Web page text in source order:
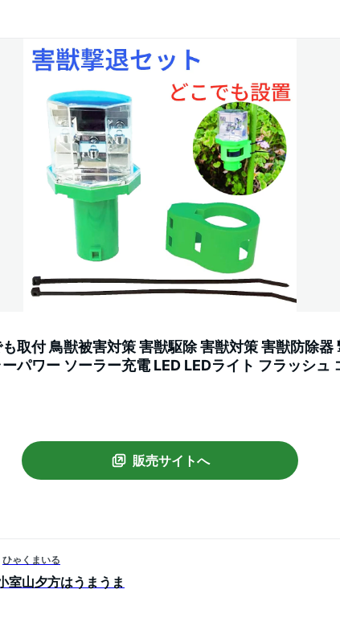
取付 鳥獣被害対策 害獣駆除 害獣対策 害獣防除器
パワー ソーラー充電 LED LEDライト フラッシュ
動点灯 鳥獣被害対策 動物除け 動物よけ 動物避け
販売サイトへ
ひゃくまいる
室山夕方はうまうま